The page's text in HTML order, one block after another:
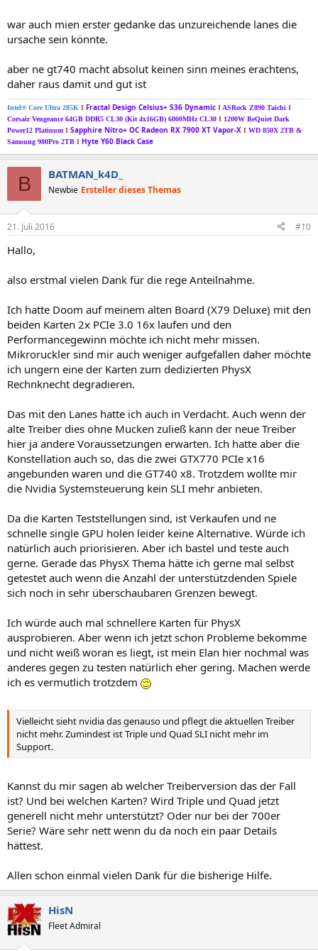
war auch mien erster gedanke das unzureichende lanes die
ursache sein könnte.
aber ne gt740 macht absolut keinen sinn meines erachtens,
daher raus damit und gut ist
Intel® Core Ultra 285K I Fractal Design Celsius+ S36 Dynamic I ASRock Z890 Taichi I
Corsair Vengeance 64GB DDR5 CL30 (Kit 4x16GB) 6000MHz CL30 I 1200W BeQuiet Dark
Power12 Platinum I Sapphire Nitro+ OC Radeon RX 7900 XT Vapor-X I WD 850X 2TB &
Samsung 980Pro 2TB I Hyte Y60 Black Case
B BATMAN_k4D_
Newbie Ersteller dieses Themas
21. Juli 2016 #10
Hallo,
also erstmal vielen Dank für die rege Anteilnahme.
Ich hatte Doom auf meinem alten Board (X79 Deluxe) mit den
beiden Karten 2x PCIe 3.0 16x laufen und den
Performancegewinn möchte ich nicht mehr missen.
Mikroruckler sind mir auch weniger aufgefallen daher möchte
ich ungern eine der Karten zum dedizierten PhysX
Rechnknecht degradieren.
Das mit den Lanes hatte ich auch in Verdacht. Auch wenn der
alte Treiber dies ohne Mucken zuließ kann der neue Treiber
hier ja andere Voraussetzungen erwarten. Ich hatte aber die
Konstellation auch so, das die zwei GTX770 PCIe x16
angebunden waren und die GT740 x8. Trotzdem wollte mir
die Nvidia Systemsteuerung kein SLI mehr anbieten.
Da die Karten Teststellungen sind, ist Verkaufen und ne
schnelle single GPU holen leider keine Alternative. Würde ich
natürlich auch priorisieren. Aber ich bastel und teste auch
gerne. Gerade das PhysX Thema hätte ich gerne mal selbst
getestet auch wenn die Anzahl der unterstützdenden Spiele
sich noch in sehr überschaubaren Grenzen bewegt.
Ich würde auch mal schnellere Karten für PhysX
ausprobieren. Aber wenn ich jetzt schon Probleme bekomme
und nicht weiß woran es liegt, ist mein Elan hier nochmal was
anderes gegen zu testen natürlich eher gering. Machen werde
ich es vermutlich trotzdem
Vielleicht sieht nvidia das genauso und pflegt die aktuellen Treiber
nicht mehr. Zumindest ist Triple und Quad SLI nicht mehr im
Support.
Kannst du mir sagen ab welcher Treiberversion das der Fall
ist? Und bei welchen Karten? Wird Triple und Quad jetzt
generell nicht mehr unterstützt? Oder nur bei der 700er
Serie? Wäre sehr nett wenn du da noch ein paar Details
hättest.
Allen schon einmal vielen Dank für die bisherige Hilfe.
HisN
Fleet Admiral